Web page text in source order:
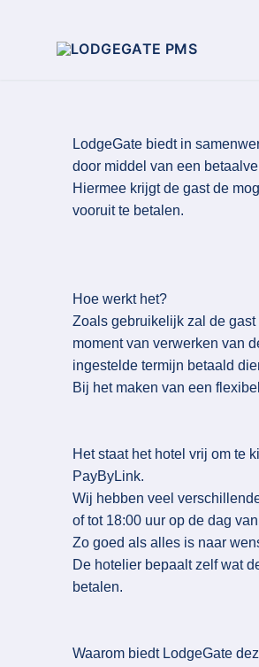
LodgeGate biedt in
door middel van een
Hiermee krijgt de gast de
vooruit te betalen.
Hoe werkt het?
Zoals gebruikelijk zal de
moment van verwerken van
ingestelde termijn betaald
Bij het maken van een
Het staat het hotel vrij om te
PayByLink.
Wij hebben veel
of tot 18:00 uur op de dag
Zo goed als alles is naar
De hotelier bepaalt zelf wat
betalen.
Waarom biedt LodgeGate